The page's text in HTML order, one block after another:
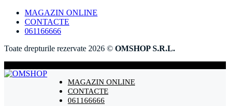
MAGAZIN ONLINE
CONTACTE
061166666
Toate drepturile rezervate 2026 © OMSHOP S.R.L.
MAGAZIN ONLINE
CONTACTE
061166666